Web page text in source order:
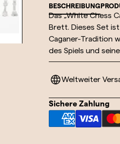
BESCHREIBUNG
Das „White Chess
Brett. Dieses Set
Caganer-Tradition
des Spiels und
Weltweiter
Sichere Zahlung